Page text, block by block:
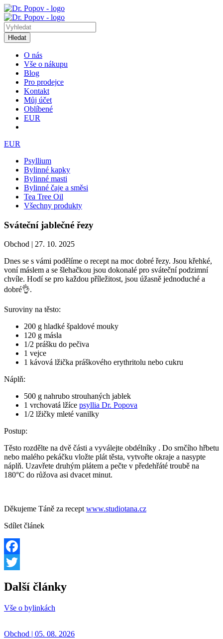
Hledat
O nás
Vše o nákupu
Blog
Pro prodejce
Kontakt
Můj účet
Oblíbené
EUR
EUR
Psyllium
Bylinné kapky
Bylinné masti
Bylinné čaje a směsi
Tea Tree Oil
Všechny produkty
Sváteční jablečné řezy
Obchod | 27. 10. 2025
Dnes se s vámi podělíme o recept na moc dobré řezy. Jsou křehké,
voní máslem a se šlehačkou jsou dokonalé pro sváteční podzimní
chvíle. Hodí se pro každou příležitost, jsou úžasně jednoduché a
dobré👌.
Suroviny na těsto:
200 g hladké špaldové mouky
120 g másla
1/2 prášku do pečiva
1 vejce
1 kávová lžička práškového erythritolu nebo cukru
Náplň:
500 g nahrubo strouhaných jablek
1 vrchovatá lžíce psyllia Dr. Popova
1/2 lžičky mleté vanilky
Postup:
Těsto rozdělte na dvě části a vyválejte obdélníky . Do srnčího hřbetu
nebo malého pekáčku vložte plát těsta, vytvořte okraje a nasypte
náplň. Uzavřete druhým plátem a pečte v předehřáté troubě na
180°C do růžova asi dvacet minut.
Děkujeme Táně za receptwww.studiotana.cz
Sdílet článek
Facebook
Další články
Vše o bylinkách
Obchod | 05. 08. 2026